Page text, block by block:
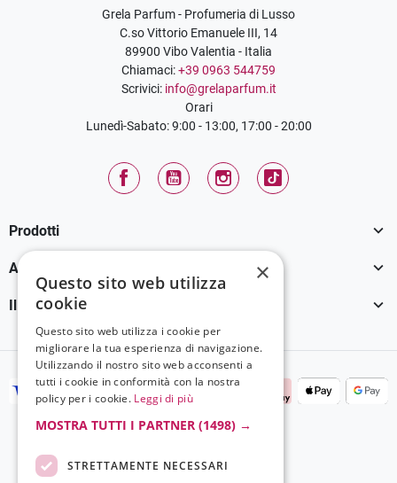
Grela Parfum - Profumeria di Lusso
C.so Vittorio Emanuele III, 14
89900 Vibo Valentia - Italia
Chiamaci:+39 0963 544759
Scrivici: info@grelaparfum.it
Orari
Lunedì-Sabato: 9:00 - 13:00, 17:00 - 20:00
FacebookYouTube InstagramTikTok
Prodotti 
Assistenza Clienti 
Il tuo account 
×
Questo sito web utilizza
cookie
Questo sito web utilizza i cookie per
migliorare la tua esperienza di navigazione.
Utilizzando il nostro sito web acconsenti a
tutti i cookie in conformità con la nostra
policy per i cookie. Leggi di più
MOSTRA TUTTI I PARTNER (1498) →
STRETTAMENTE NECESSARI